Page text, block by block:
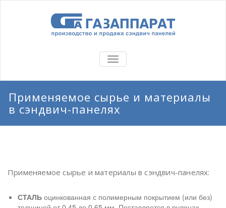
TOGGLE
NAVIGATION
Применяемое сырье и материалы
в сэндвич-панелях
Применяемое сырье и материалы в сэндвич-панелях:
СТАЛЬ оцинкованная с полимерным покрытием (или без)